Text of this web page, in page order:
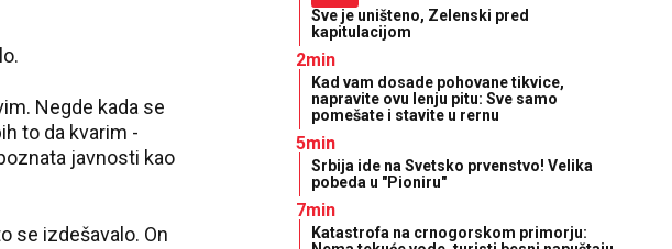
Negde kada se
to da kvarim -
javnosti kao
se izdešavalo. On
Sve je uništeno, Zelenski pred
kapitulacijom
2min
Kad vam dosade pohovane tikvice,
napravite ovu lenju pitu: Sve samo
pomešate i stavite u rernu
5min
Srbija ide na Svetsko prvenstvo! Velika
pobeda u "Pioniru"
7min
Katastrofa na crnogorskom primorju: